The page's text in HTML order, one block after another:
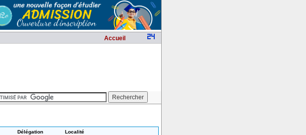
Accueil
Délégation
Localité